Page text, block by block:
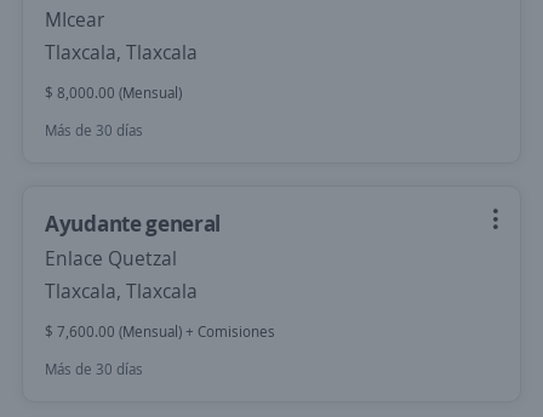
MIcear
Tlaxcala, Tlaxcala
$ 8,000.00 (Mensual)
Más de 30 días
Ayudante general
Enlace Quetzal
Tlaxcala, Tlaxcala
$ 7,600.00 (Mensual) + Comisiones
Más de 30 días